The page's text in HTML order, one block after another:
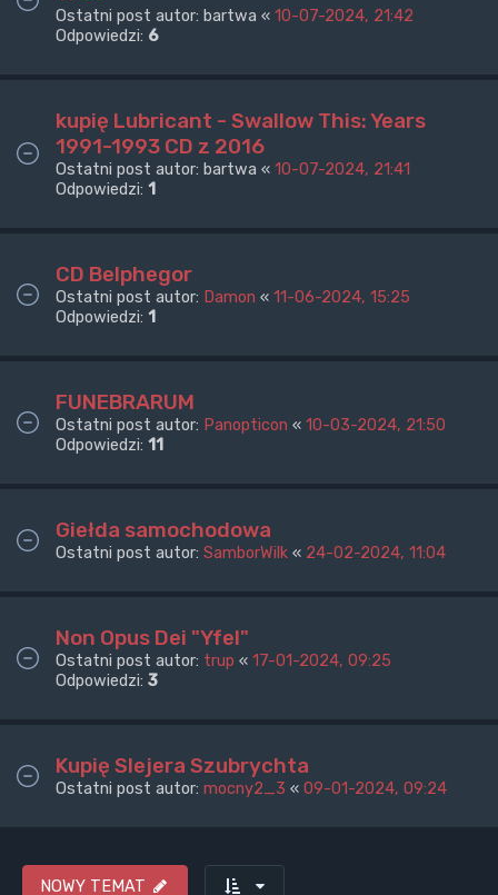
Ostatni post autor: bartwa « 10-07-2024, 21:42
Odpowiedzi: 6
kupię Lubricant - Swallow This: Years
1991-1993 CD z 2016
Ostatni post autor: bartwa « 10-07-2024, 21:41
Odpowiedzi: 1
CD Belphegor
Ostatni post autor: Damon « 11-06-2024, 15:25
Odpowiedzi: 1
FUNEBRARUM
Ostatni post autor: Panopticon « 10-03-2024, 21:50
Odpowiedzi: 11
Giełda samochodowa
Ostatni post autor: SamborWilk « 24-02-2024, 11:04
Non Opus Dei "Yfel"
Ostatni post autor: trup « 17-01-2024, 09:25
Odpowiedzi: 3
Kupię Slejera Szubrychta
Ostatni post autor: mocny2_3 « 09-01-2024, 09:24
NOWY TEMAT